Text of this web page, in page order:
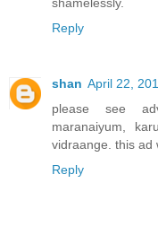
Reply
shan April 22,
please see
maranaiyum,
vidraange. this ad
Reply